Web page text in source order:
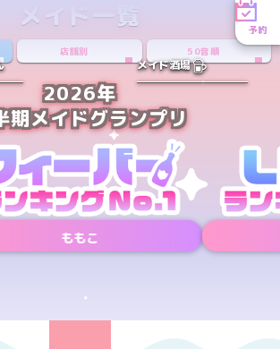
予約
メイド酒場
メイド一覧
店舗別 50音順
2026年
期メイドグランプリ
ももこ